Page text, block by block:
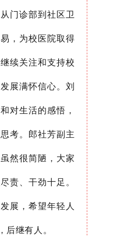
门诊部到社区卫
，为校医院取得
续关注和支持校
展满怀信心。刘
对生活的感悟，
考。 郎社芳副主
然很简陋，大家
责、干劲十足。
展，希望年轻人
后继有人。